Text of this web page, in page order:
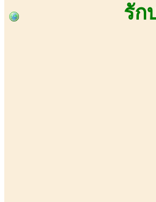
รัก